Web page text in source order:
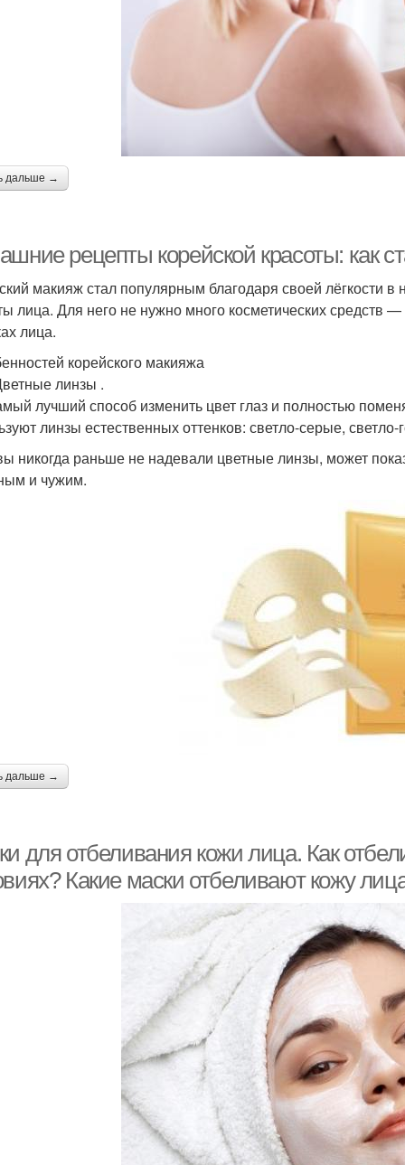
дальше →
рецепты корейской красоты: как
макияж стал популярным благодаря своей лёгкости
лица. Для него не нужно много косметических средств
лица.
корейского макияжа
линзы .
лучший способ изменить цвет глаз и полностью
линзы естественных оттенков: светло-серые,
никогда раньше не надевали цветные линзы, может
и чужим.
дальше →
для отбеливания кожи лица. Как
Какие маски отбеливают кожу